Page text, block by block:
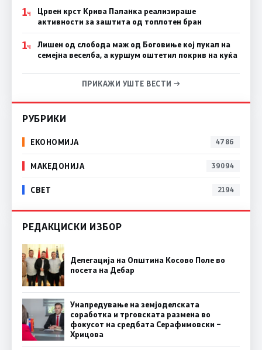
1Ч
Црвен крст Крива Паланка реализираше
активности за заштита од топлотен бран
1Ч
Лишен од слобода маж од Боговиње кој пукал на
семејна веселба, а куршум оштетил покрив на куќа
ПРИКАЖИ УШТЕ ВЕСТИ →
РУБРИКИ
ЕКОНОМИЈА 4786
МАКЕДОНИЈА 39094
СВЕТ 2194
РЕДАКЦИСКИ ИЗБОР
Делегација на Општина Косово Поле во
посета на Дебар
Унапредување на земјоделската
соработка и трговската размена во
фокусот на средбата Серафимовски –
Хрицова